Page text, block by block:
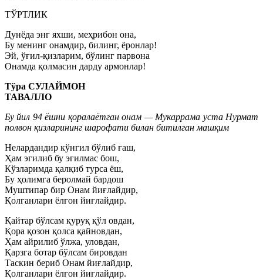
ТЎРТЛИК
Дунёда энг яхши, меҳрибон она,
Бу менинг онамдир, билинг, ёронлар!
Эй, ўғил-қизларим, бўлинг парвона
Онамда қолмасин дарду армонлар!
Тўра СУЛАЙМОН
ТАВАЛЛО
Бу йил 94 ёшни қоралаётган онам — Мукаррама уста Нурмат
полвон қизларининг шарофати билан битилган машқим
Нелардандир кўнгил бўлиб ғаш,
Ҳам эгилиб бу эгилмас бош,
Кўзларимда қалқиб турса ёш,
Бу ҳолимга беролмай бардош
Муштипар бир Онам йиғлайдир,
Қолганлари ёлғон йиғлайдир.
Қайтар бўлсам қуруқ қўл овдан,
Қора қозон қолса қайновдан,
Ҳам айрилиб ўлжа, уловдан,
Қарзга ботар бўлсам бировдан
Таскин бериб Онам йиғлайдир,
Қолганлари ёлғон йиғлайдир.